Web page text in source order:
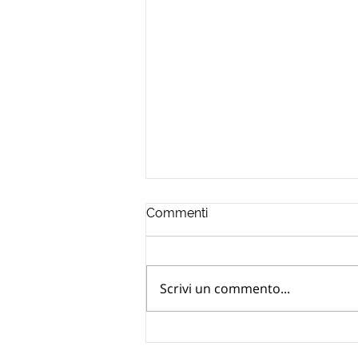
Commenti
Scrivi un commento...